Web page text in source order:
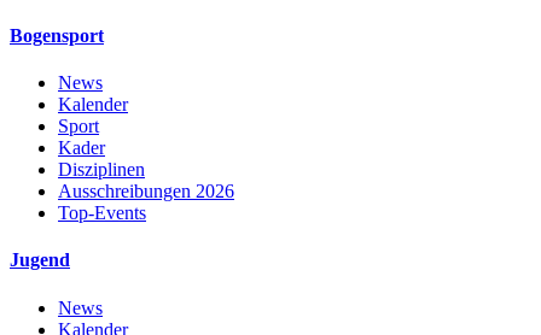
Bogensport
News
Kalender
Sport
Kader
Disziplinen
Ausschreibungen 2026
Top-Events
Jugend
News
Kalender